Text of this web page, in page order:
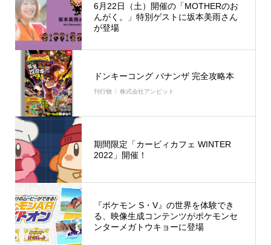
6月22日（土）開催の「MOTHERのお
んがく。」特別ゲストに坂本美雨さん
が登場
ドンキーコング バナンザ 完全攻略本
刊行物 株式会社アンビット
期間限定「カービィカフェ WINTER
2022」開催！
『ポケモン S・V』の世界を体験でき
る、映像生成コンテンツがポケモンセ
ンターメガトウキョーに登場